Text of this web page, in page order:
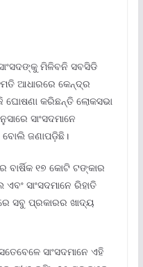
ମିଳିବନି ସବସିଡି
ଆଧାରରେ କେନ୍ଦ୍ର
କରିଛନ୍ତି ଲୋକସଭା
ସାଂସଦମାନେ
ବୋଲି ଜଣାପଡ଼ିଛି।
୧୭ କୋଟି ଟଙ୍କାର
ସାଂସଦମାନେ ରିହାତି
ସବୁ ପ୍ରକାରର ଖାଦ୍ୟ
ସାଂସଦମାନେ ଏହି